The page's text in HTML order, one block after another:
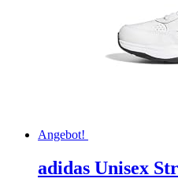
Angebot!
adidas Unisex